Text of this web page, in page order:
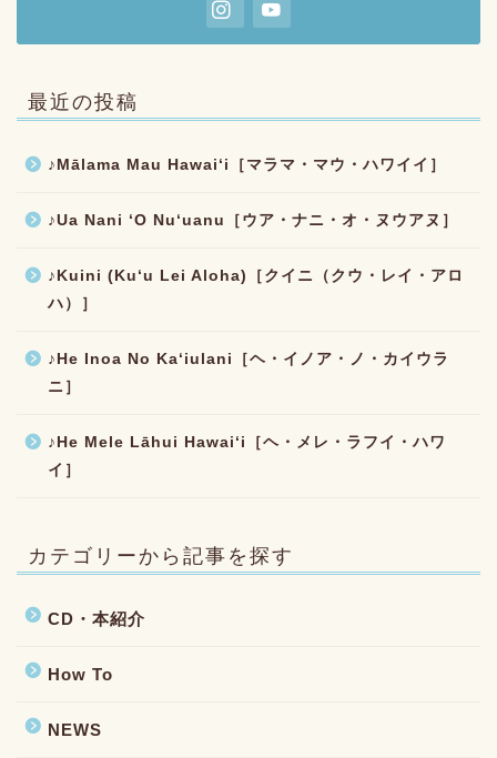
最近の投稿
♪Mālama Mau Hawaiʻi［マラマ・マウ・ハワイイ］
♪Ua Nani ʻO Nuʻuanu［ウア・ナニ・オ・ヌウアヌ］
♪Kuini (Kuʻu Lei Aloha)［クイニ（クウ・レイ・アロ
ハ）］
♪He Inoa No Kaʻiulani［ヘ・イノア・ノ・カイウラ
ニ］
♪He Mele Lāhui Hawaiʻi［ヘ・メレ・ラフイ・ハワ
イ］
カテゴリーから記事を探す
CD・本紹介
How To
NEWS